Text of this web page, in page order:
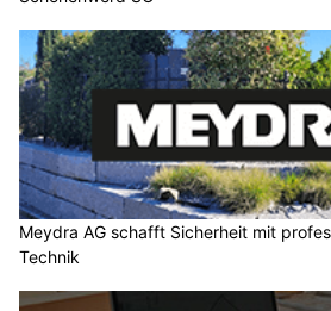
Meydra AG schafft Sicherheit mit
Technik